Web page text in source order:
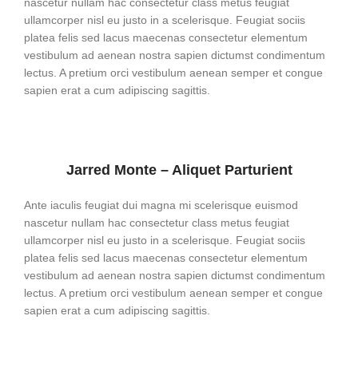
nascetur nullam hac consectetur class metus feugiat
ullamcorper nisl eu justo in a scelerisque. Feugiat sociis
platea felis sed lacus maecenas consectetur elementum
vestibulum ad aenean nostra sapien dictumst condimentum
lectus. A pretium orci vestibulum aenean semper et congue
sapien erat a cum adipiscing sagittis.
Jarred Monte – Aliquet Parturient
Ante iaculis feugiat dui magna mi scelerisque euismod
nascetur nullam hac consectetur class metus feugiat
ullamcorper nisl eu justo in a scelerisque. Feugiat sociis
platea felis sed lacus maecenas consectetur elementum
vestibulum ad aenean nostra sapien dictumst condimentum
lectus. A pretium orci vestibulum aenean semper et congue
sapien erat a cum adipiscing sagittis.